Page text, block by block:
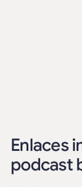
Enlaces
podcast